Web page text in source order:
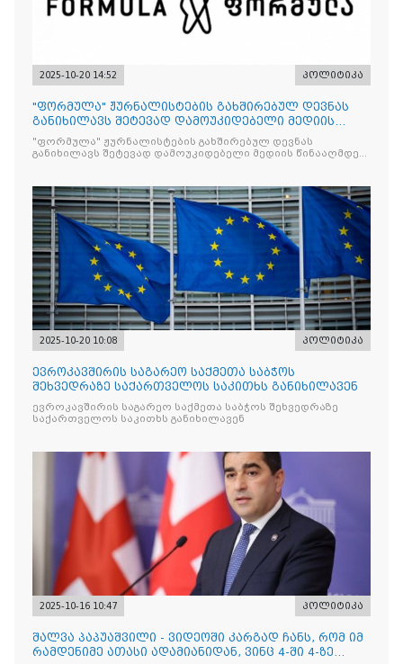
2025-10-20 14:52 პოლიტიკა
"ფორმულა" ჟურნალისტების გახშირებულ დევნას
განიხილავს შეტევად დამოუკიდებელი მედიის
წინააღმდ
"ფორმულა" ჟურნალისტების გახშირებულ დევნას
განიხილავს შეტევად დამოუკიდებელი მედიის წინააღმდეგ,
2025-10-20 10:08 პოლიტიკა
ევროკავშირის საგარეო საქმეთა საბჭოს
შეხვედრაზე საქართველოს საკითხს განიხილავენ
ევროკავშირის საგარეო საქმეთა საბჭოს შეხვედრაზე
საქართველოს საკითხს განიხილავენ
2025-10-16 10:47 პოლიტიკა
შალვა პაპუაშვილი - ვიდეოში კარგად ჩანს, რომ იმ
რამდენიმე ათასი ადამიანიდან, ვინც 4-ში 4-ზე